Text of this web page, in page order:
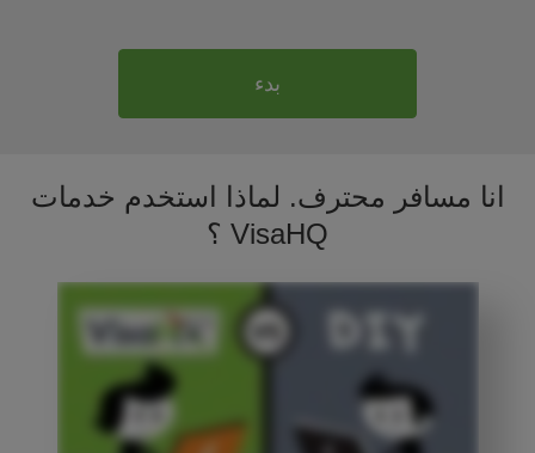
بدء
انا مسافر محترف. لماذا استخدم خدمات
VisaHQ ؟